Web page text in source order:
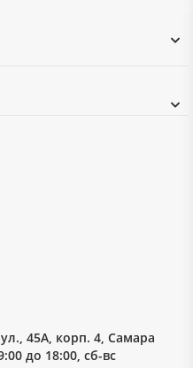
45А, корп. 4, Самара
до 18:00, сб-вс